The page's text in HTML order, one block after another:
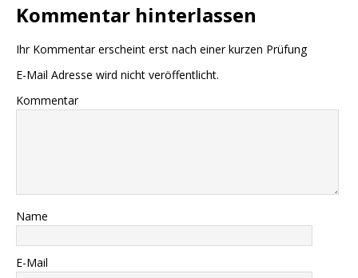
Kommentar hinterlassen
Ihr Kommentar erscheint erst nach einer kurzen Prüfung
E-Mail Adresse wird nicht veröffentlicht.
Kommentar
Name
E-Mail